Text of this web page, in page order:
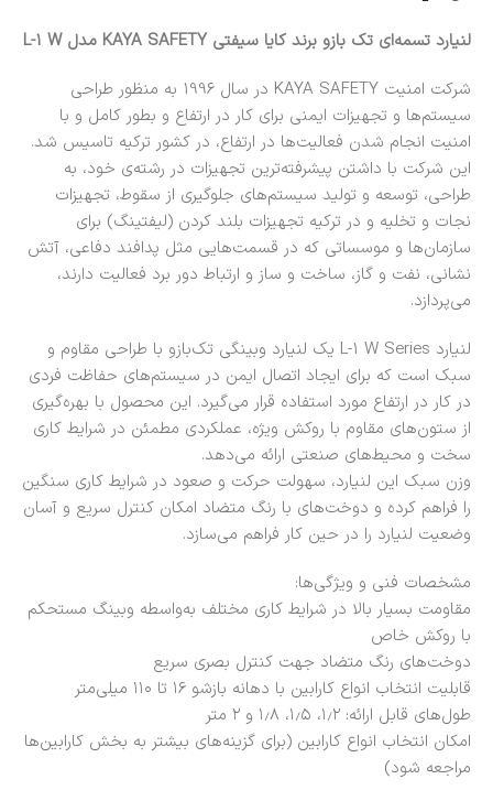
لنیارد تسمه‌ای تک بازو برند کایا سیفتی KAYA SAFETY مدل L-1 W
شرکت امنیت KAYA SAFETY در سال 1996 به منظور طراحی
سیستم‌ها و تجهیزات ایمنی برای کار در ارتفاع و بطور کامل و با
امنیت انجام شدن فعالیت‌ها در ارتفاع، در کشور ترکیه تاسیس شد.
این شرکت با داشتن پیشرفته‌ترین تجهیزات در رشته‌ی خود، به
طراحی، توسعه و تولید سیستم‌های جلوگیری از سقوط، تجهیزات
نجات و تخلیه و در ترکیه تجهیزات بلند کردن (لیفتینگ) برای
سازمان‌ها و موسساتی که در قسمت‌هایی مثل پدافند دفاعی، آتش
نشانی، نفت و گاز، ساخت و ساز و ارتباط دور برد فعالیت دارند،
می‌پردازد.
لنیارد L-1 W Series یک لنیارد وبینگی تک‌بازو با طراحی مقاوم و
سبک است که برای ایجاد اتصال ایمن در سیستم‌های حفاظت فردی
در کار در ارتفاع مورد استفاده قرار می‌گیرد. این محصول با بهره‌گیری
از ستون‌های مقاوم با روکش ویژه، عملکردی مطمئن در شرایط کاری
سخت و محیط‌های صنعتی ارائه می‌دهد.
وزن سبک این لنیارد، سهولت حرکت و صعود در شرایط کاری سنگین
را فراهم کرده و دوخت‌های با رنگ متضاد امکان کنترل سریع و آسان
وضعیت لنیارد را در حین کار فراهم می‌سازد.
مشخصات فنی و ویژگی‌ها:
مقاومت بسیار بالا در شرایط کاری مختلف به‌واسطه وبینگ مستحکم
با روکش خاص
دوخت‌های رنگ متضاد جهت کنترل بصری سریع
قابلیت انتخاب انواع کارابین با دهانه بازشو ۱۶ تا ۱۱۰ میلی‌متر
طول‌های قابل ارائه: ۱٫۲، ۱٫۵، ۱٫۸ و ۲ متر
امکان انتخاب انواع کارابین (برای گزینه‌های بیشتر به بخش کارابین‌ها
مراجعه شود)